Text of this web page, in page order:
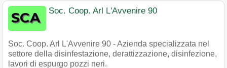
Soc. Coop. Arl L'Avvenire 90
Soc. Coop. Arl L'Avvenire 90 - Azienda specializzata nel
settore della disinfestazione, derattizzazione, disinfezione,
lavori di espurgo pozzi neri.